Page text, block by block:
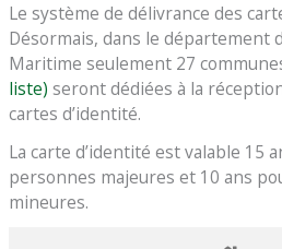
Le système de délivrance des
Désormais, dans le département
Maritime seulement 27
liste) seront dédiées à la
cartes d’identité.
La carte d’identité est valable 15
personnes majeures et 10 ans
mineures.